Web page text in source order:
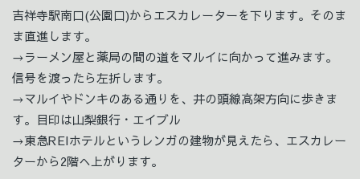
吉祥寺駅南口(公園口)からエスカレーターを下ります。そのま
ま直進します。
→ラーメン屋と薬局の間の道をマルイに向かって進みます。
信号を渡ったら左折します。
→マルイやドンキのある通りを、井の頭線高架方向に歩きま
す。目印は山梨銀行・エイブル
→東急REIホテルというレンガの建物が見えたら、エスカレー
ターから2階へ上がります。